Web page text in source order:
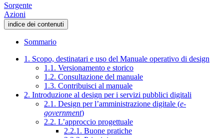
Sorgente
Azioni
indice dei contenuti
Sommario
1. Scopo, destinatari e uso del Manuale operativo di design
1.1. Versionamento e storico
1.2. Consultazione del manuale
1.3. Contribuisci al manuale
2. Introduzione al design per i servizi pubblici digitali
2.1. Design per l’amministrazione digitale (e-
government)
2.2. L’approccio progettuale
2.2.1. Buone pratiche